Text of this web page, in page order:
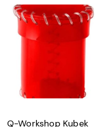
Q-Workshop Kubek